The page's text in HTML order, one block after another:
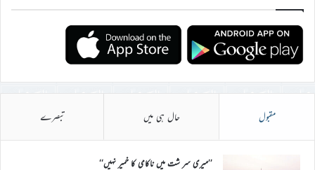
مقبول حال ہی میں تبصرے
’’میری سر شت میں ناکامی کا خمیر نہیں‘‘